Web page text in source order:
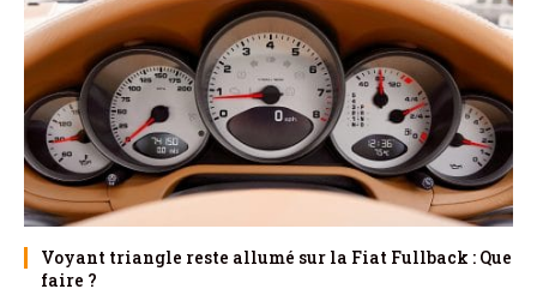
Voyant triangle reste allumé sur la Fiat Fullback : Que
faire ?